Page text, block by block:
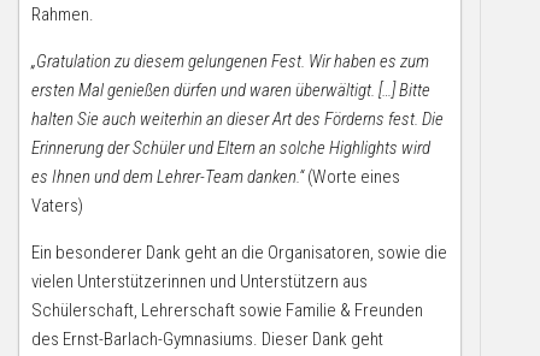
Rahmen.
„Gratulation zu diesem gelungenen Fest. Wir haben es zum
ersten Mal genießen dürfen und waren überwältigt. […] Bitte
halten Sie auch weiterhin an dieser Art des Förderns fest. Die
Erinnerung der Schüler und Eltern an solche Highlights wird
es Ihnen und dem Lehrer-Team danken.“(Worte eines
Vaters)
Ein besonderer Dank geht an die Organisatoren, sowie die
vielen Unterstützerinnen und Unterstützern aus
Schülerschaft, Lehrerschaft sowie Familie & Freunden
des Ernst-Barlach-Gymnasiums. Dieser Dank geht